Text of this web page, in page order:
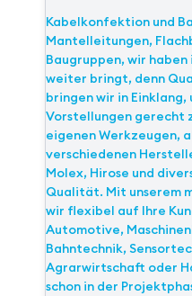
Kabelkonfektion und
Mantelleitungen,
Baugruppen, wir haben
weiter bringt, denn
bringen wir in Einklang,
Vorstellungen gerecht
eigenen Werkzeugen,
verschiedenen
Molex, Hirose und
Qualität. Mit unserem
wir flexibel auf Ihre
Automotive,
Bahntechnik,
Agrarwirtschaft oder
schon in der